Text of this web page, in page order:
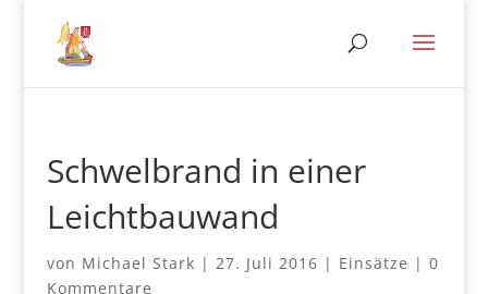
Schwelbrand in einer
Leichtbauwand
von Michael Stark | 27. Juli 2016 | Einsätze | 0
Kommentare